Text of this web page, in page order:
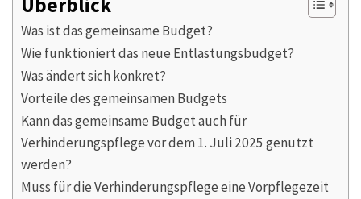
Überblick
Was ist das gemeinsame Budget?
Wie funktioniert das neue Entlastungsbudget?
Was ändert sich konkret?
Vorteile des gemeinsamen Budgets
Kann das gemeinsame Budget auch für
Verhinderungspflege vor dem 1. Juli 2025 genutzt
werden?
Muss für die Verhinderungspflege eine Vorpflegezeit